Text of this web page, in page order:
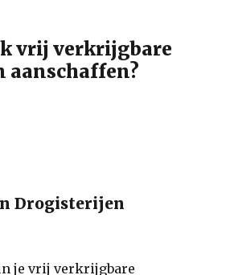
vrij verkrijgbare
aanschaffen?
Drogisterijen
je vrij verkrijgbare